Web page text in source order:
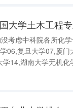
大学土木工程
考虑中科院各所化
06,复旦大学07,厦
14,湖南大学无机
京大学2,南京大学